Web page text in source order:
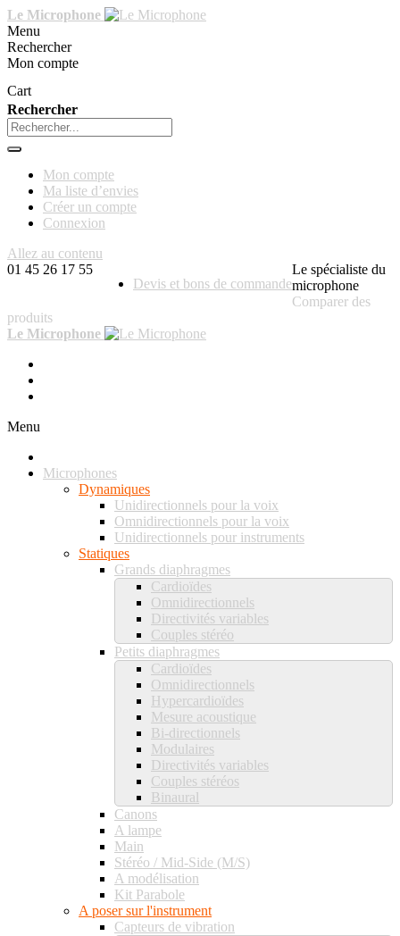
Le Microphone
Menu
Rechercher
Mon compte
Cart
Rechercher
Mon compte
Ma liste d’envies
Créer un compte
Connexion
Allez au contenu
01 45 26 17 55
Devis et bons de commande
Le spécialiste du
microphone
Comparer des
produits
Le Microphone
Menu
Microphones
Dynamiques
Unidirectionnels pour la voix
Omnidirectionnels pour la voix
Unidirectionnels pour instruments
Statiques
Grands diaphragmes
Cardioïdes
Omnidirectionnels
Directivités variables
Couples stéréo
Petits diaphragmes
Cardioïdes
Omnidirectionnels
Hypercardioïdes
Mesure acoustique
Bi-directionnels
Modulaires
Directivités variables
Couples stéréos
Binaural
Canons
A lampe
Main
Stéréo / Mid-Side (M/S)
A modélisation
Kit Parabole
A poser sur l'instrument
Capteurs de vibration